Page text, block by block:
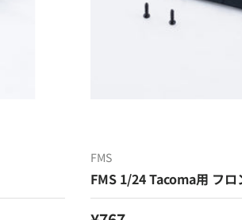
FMS
FMS 1/24 Tacoma用 フ